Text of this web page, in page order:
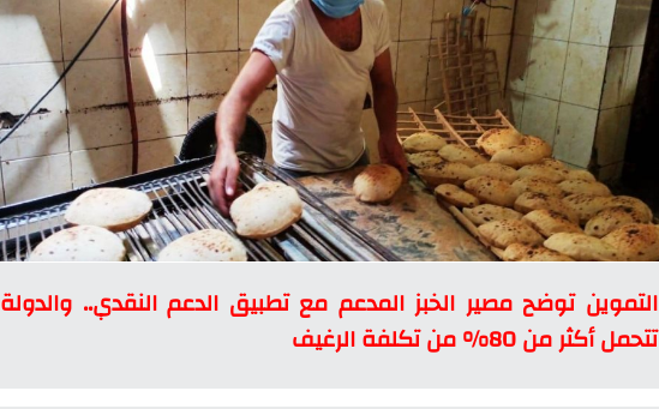
التموين توضح مصير الخبز المدعم مع تطبيق الدعم النقدي.. والدولة
تتحمل أكثر من 80% من تكلفة الرغيف